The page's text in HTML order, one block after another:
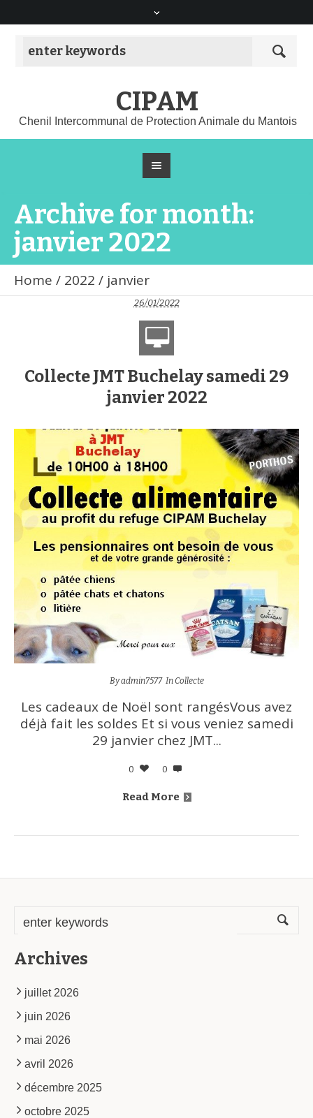
CIPAM
Chenil Intercommunal de Protection Animale du Mantois
Archive for month:
janvier 2022
Home / 2022 / janvier
26/01/2022
Collecte JMT Buchelay samedi 29
janvier 2022
Byadmin7577 InCollecte
Les cadeaux de Noël sont rangésVous avez
déjà fait les soldes Et si vous veniez samedi
29 janvier chez JMT...
0 0
Read More
Archives
juillet 2026
juin 2026
mai 2026
avril 2026
décembre 2025
octobre 2025